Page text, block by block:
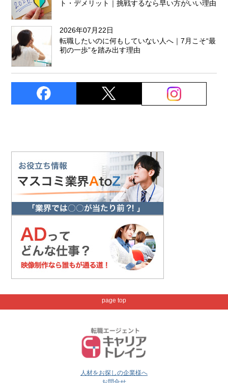
ト・デメリット｜挑戦するなら早い方がいい理由
2026年07月22日
転職したいのに何もしていない人へ｜7月こそ“最
初の一歩”を踏み出す理由
page top
人材をお探しの企業様へ